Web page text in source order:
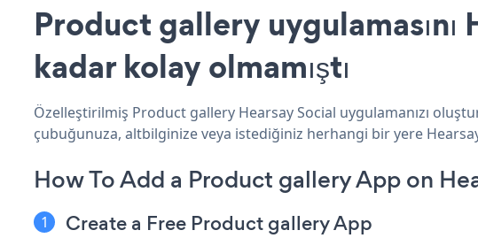
Product gallery
kadar kolay olmamıştı
Özelleştirilmiş Product gallery Hearsay Social uygulamanızı
çubuğunuza, altbilginize veya istediğiniz herhangi bir yere
How To Add a Product gallery App on
Create a Free Product gallery App